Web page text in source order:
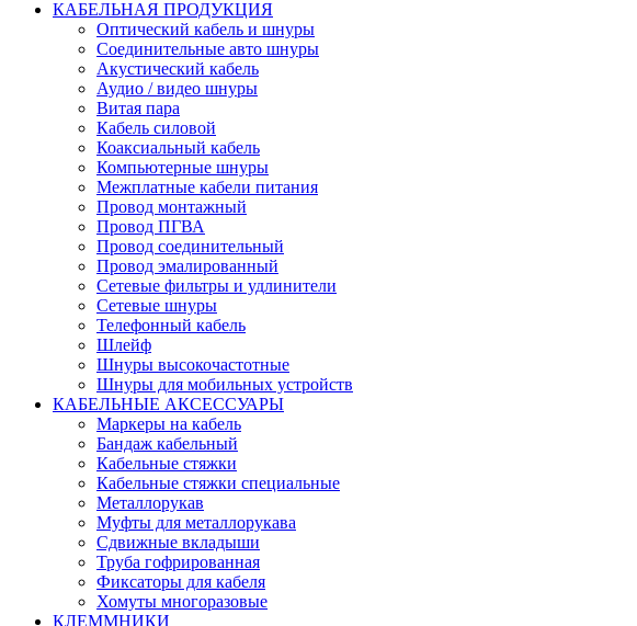
КАБЕЛЬНАЯ ПРОДУКЦИЯ
Оптический кабель и шнуры
Соединительные авто шнуры
Акустический кабель
Аудио / видео шнуры
Витая пара
Кабель силовой
Коаксиальный кабель
Компьютерные шнуры
Межплатные кабели питания
Провод монтажный
Провод ПГВА
Провод соединительный
Провод эмалированный
Сетевые фильтры и удлинители
Сетевые шнуры
Телефонный кабель
Шлейф
Шнуры высокочастотные
Шнуры для мобильных устройств
КАБЕЛЬНЫЕ АКСЕССУАРЫ
Маркеры на кабель
Бандаж кабельный
Кабельные стяжки
Кабельные стяжки специальные
Металлорукав
Муфты для металлорукава
Сдвижные вкладыши
Труба гофрированная
Фиксаторы для кабеля
Хомуты многоразовые
КЛЕММНИКИ